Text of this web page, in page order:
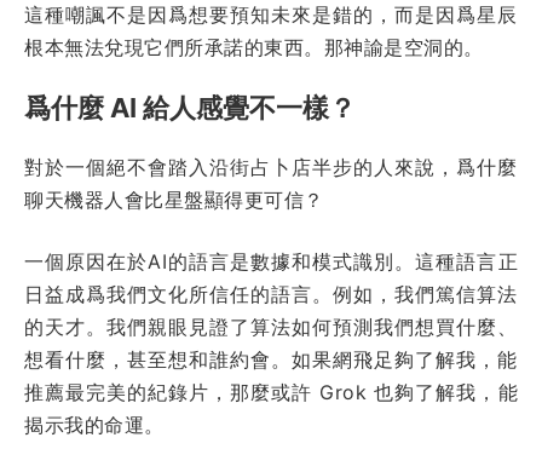
這種嘲諷不是因爲想要預知未來是錯的，而是因爲星辰
根本無法兌現它們所承諾的東西。那神諭是空洞的。
爲什麼 AI 給人感覺不一樣？
對於一個絕不會踏入沿街占卜店半步的人來說，爲什麼
聊天機器人會比星盤顯得更可信？
一個原因在於AI的語言是數據和模式識別。這種語言正
日益成爲我們文化所信任的語言。例如，我們篤信算法
的天才。我們親眼見證了算法如何預測我們想買什麼、
想看什麼，甚至想和誰約會。如果網飛足夠了解我，能
推薦最完美的紀錄片，那麼或許 Grok 也夠了解我，能
揭示我的命運。